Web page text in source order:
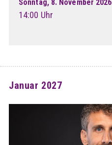
Sonntag, 8. November 2026
14:00 Uhr
Januar 2027